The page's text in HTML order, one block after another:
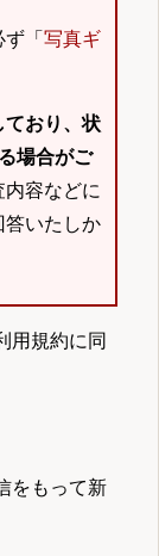
「 写真ギ
おり、状
場合がご
容などに
答いたしか
用規約に同
をもって新